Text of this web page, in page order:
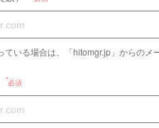
ている場合は、「hitomgr.jp」からの
必須